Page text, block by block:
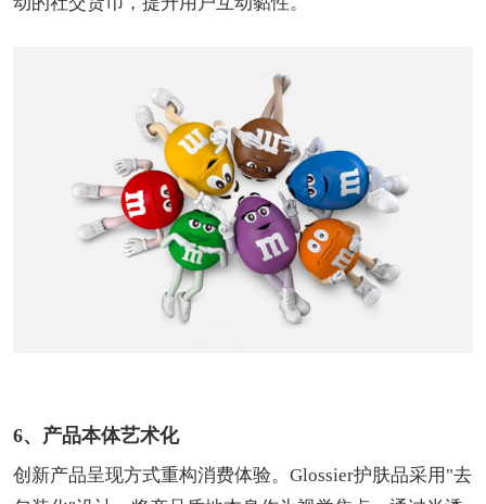
6、产品本体艺术化
创新产品呈现方式重构消费体验。Glossier护肤品采用"去